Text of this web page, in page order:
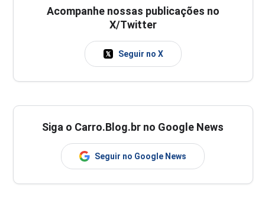
Acompanhe nossas publicações no
X/Twitter
Seguir no X
Siga o Carro.Blog.br no Google News
Seguir no Google News